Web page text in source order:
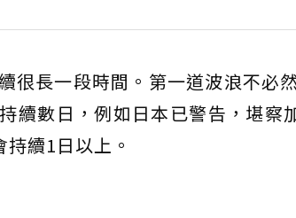
很長一段時間。第一道波浪不必
續數日，例如日本已警告，堪察
續1日以上。